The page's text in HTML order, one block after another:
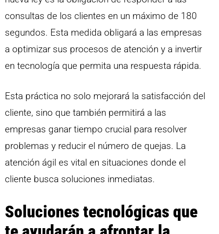
consultas de los clientes en un máximo de 180
segundos. Esta medida obligará a las empresas
a optimizar sus procesos de atención y a invertir
en tecnología que permita una respuesta rápida.
Esta práctica no solo mejorará la satisfacción del
cliente, sino que también permitirá a las
empresas ganar tiempo crucial para resolver
problemas y reducir el número de quejas. La
atención ágil es vital en situaciones donde el
cliente busca soluciones inmediatas.
Soluciones tecnológicas que